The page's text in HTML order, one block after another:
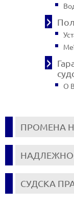
О
ПРОМЕНА
СУДСКА